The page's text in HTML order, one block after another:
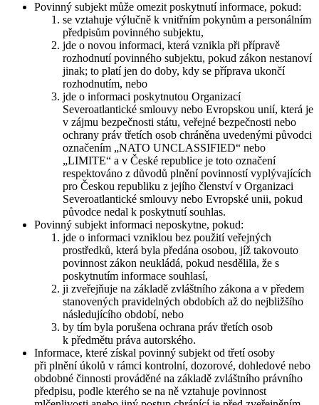
Povinný subjekt může omezit poskytnutí informace, pokud:
se vztahuje výlučně k vnitřním pokynům a personálním
předpisům povinného subjektu,
jde o novou informaci, která vznikla při přípravě
rozhodnutí povinného subjektu, pokud zákon nestanoví
jinak; to platí jen do doby, kdy se příprava ukončí
rozhodnutím, nebo
jde o informaci poskytnutou Organizací
Severoatlantické smlouvy nebo Evropskou unií, která je
v zájmu bezpečnosti státu, veřejné bezpečnosti nebo
ochrany práv třetích osob chráněna uvedenými původci
označením „NATO UNCLASSIFIED“ nebo
„LIMITE“ a v České republice je toto označení
respektováno z důvodů plnění povinností vyplývajících
pro Českou republiku z jejího členství v Organizaci
Severoatlantické smlouvy nebo Evropské unii, pokud
původce nedal k poskytnutí souhlas.
Povinný subjekt informaci neposkytne, pokud:
jde o informaci vzniklou bez použití veřejných
prostředků, která byla předána osobou, jíž takovouto
povinnost zákon neukládá, pokud nesdělila, že s
poskytnutím informace souhlasí,
ji zveřejňuje na základě zvláštního zákona a v předem
stanovených pravidelných obdobích až do nejbližšího
následujícího období, nebo
by tím byla porušena ochrana práv třetích osob
k předmětu práva autorského.
Informace, které získal povinný subjekt od třetí osoby
při plnění úkolů v rámci kontrolní, dozorové, dohledové nebo
obdobné činnosti prováděné na základě zvláštního právního
předpisu, podle kterého se na ně vztahuje povinnost